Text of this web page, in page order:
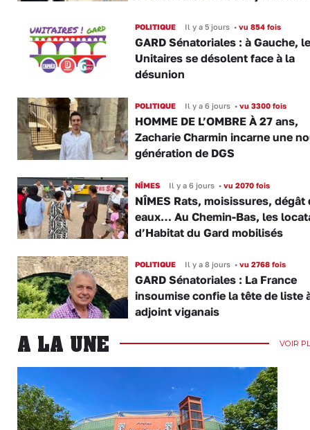
POLITIQUE Il y a 5 jours •vu 854 fois
GARD Sénatoriales : à Gauche,
Unitaires se désolent face à la
désunion
POLITIQUE Il y a 6 jours •vu 3300 fois
HOMME DE L’OMBRE À 27 ans,
Zacharie Charmin incarne une
génération de DGS
NÎMES Il y a 6 jours •vu 2070 fois
NÎMES Rats, moisissures, dégât
eaux… Au Chemin-Bas, les
d’Habitat du Gard mobilisés
POLITIQUE Il y a 8 jours •vu 2768 fois
GARD Sénatoriales : La France
insoumise confie la tête de liste
adjoint viganais
A LA UNE VOIR